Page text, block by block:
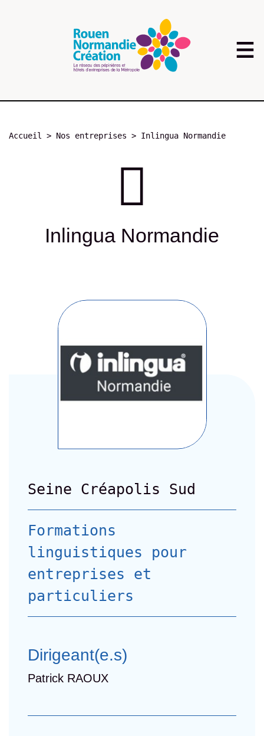
Fil
Accueil Nos entreprises Inlingua Normandie
Inlingua Normandie
Seine Créapolis Sud
Formations
linguistiques pour
entreprises et
particuliers
Dirigeant(e.s)
Patrick RAOUX